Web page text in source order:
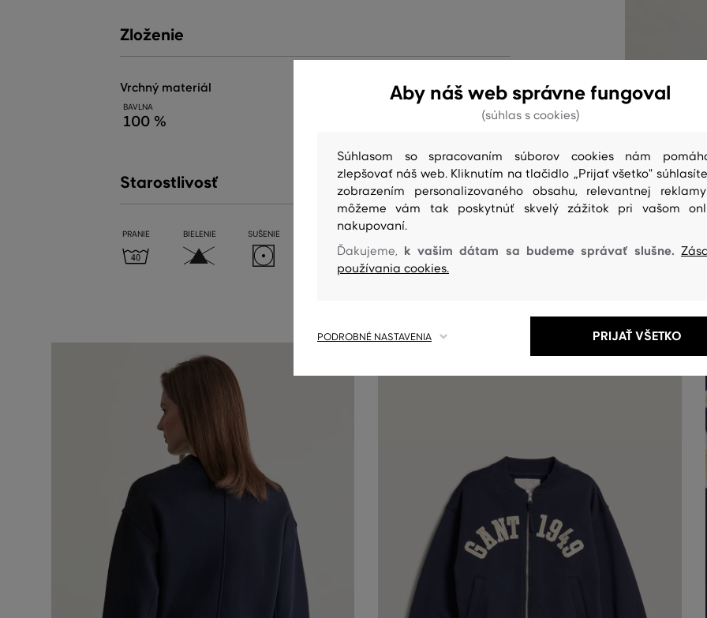
Zloženie
vrchný materiál
BAVLNA
100 %
Starostlivosť
PRANIE BIELENIE SUŠENIE ŽEHLENIE ČISTENIE
Aby náš web správne fungoval
(súhlas s cookies)
Súhlasom so spracovaním súborov cookies nám
zlepšovať náš web. Kliknutím na tlačidlo „Prijať všetko"
zobrazením personalizovaného obsahu, relevantnej
môžeme vám tak poskytnúť skvelý zážitok pri vašom
nakupovaní.
Ďakujeme, k vašim dátam sa budeme správať slušne.
používania cookies.
PODROBNÉ NASTAVENIA PRIJAŤ VŠETKO